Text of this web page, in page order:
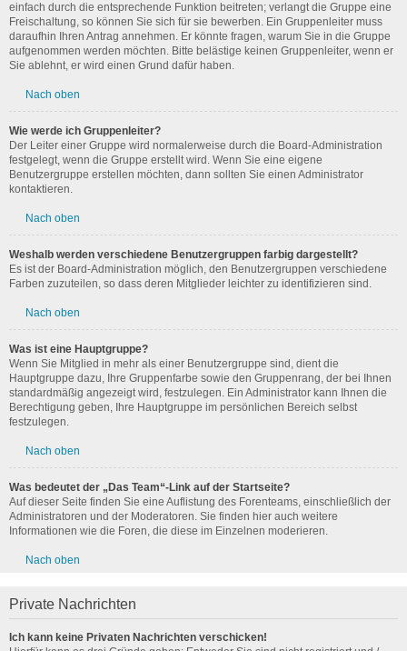
einfach durch die entsprechende Funktion beitreten; verlangt die Gruppe eine
Freischaltung, so können Sie sich für sie bewerben. Ein Gruppenleiter muss
daraufhin Ihren Antrag annehmen. Er könnte fragen, warum Sie in die Gruppe
aufgenommen werden möchten. Bitte belästige keinen Gruppenleiter, wenn er
Sie ablehnt, er wird einen Grund dafür haben.
Nach oben
Wie werde ich Gruppenleiter?
Der Leiter einer Gruppe wird normalerweise durch die Board-Administration
festgelegt, wenn die Gruppe erstellt wird. Wenn Sie eine eigene
Benutzergruppe erstellen möchten, dann sollten Sie einen Administrator
kontaktieren.
Nach oben
Weshalb werden verschiedene Benutzergruppen farbig dargestellt?
Es ist der Board-Administration möglich, den Benutzergruppen verschiedene
Farben zuzuteilen, so dass deren Mitglieder leichter zu identifizieren sind.
Nach oben
Was ist eine Hauptgruppe?
Wenn Sie Mitglied in mehr als einer Benutzergruppe sind, dient die
Hauptgruppe dazu, Ihre Gruppenfarbe sowie den Gruppenrang, der bei Ihnen
standardmäßig angezeigt wird, festzulegen. Ein Administrator kann Ihnen die
Berechtigung geben, Ihre Hauptgruppe im persönlichen Bereich selbst
festzulegen.
Nach oben
Was bedeutet der „Das Team“-Link auf der Startseite?
Auf dieser Seite finden Sie eine Auflistung des Forenteams, einschließlich der
Administratoren und der Moderatoren. Sie finden hier auch weitere
Informationen wie die Foren, die diese im Einzelnen moderieren.
Nach oben
Private Nachrichten
Ich kann keine Privaten Nachrichten verschicken!